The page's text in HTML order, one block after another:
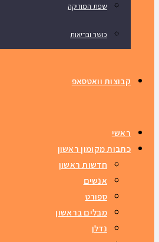
שפת המוזיקה
כושר ובריאות
קבוצות וואטסאפ
ראשי
כתבות מקומון ראשון
חדשות ראשון
אנשים
ספורט
מבלים בראשון
נדלן